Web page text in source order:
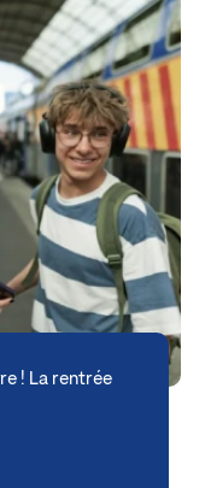
! La rentrée